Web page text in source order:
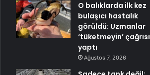
O balıklarda ilk kez
bulaşıcı hastalık
görüldü: Uzmanlar
‘tüketmeyin’ çağrısı
yaptı
Ağustos 7, 2026